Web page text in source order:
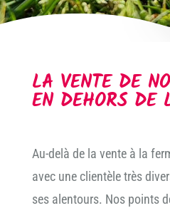
LA VENTE DE
EN DEHORS DE
Au-delà de la vente à la
avec une clientèle très
ses alentours. Nos points